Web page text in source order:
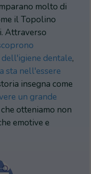
molto di
il Topolino
Attraverso
dentale,
sta nell'essere
insegna come
un grande
otteniamo non
emotive e